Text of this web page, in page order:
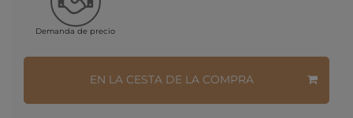
Demanda de precio
EN LA CESTA DE LA COMPRA